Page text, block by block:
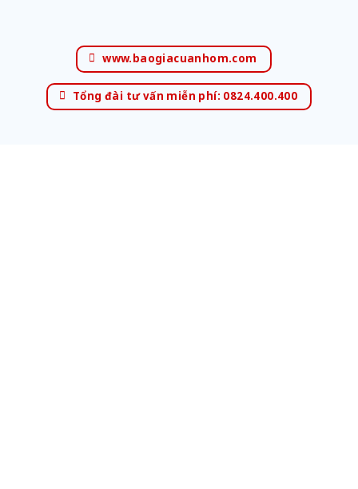
www.baogiacuanhom.com
Tổng đài tư vấn miễn phí: 0824.400.400